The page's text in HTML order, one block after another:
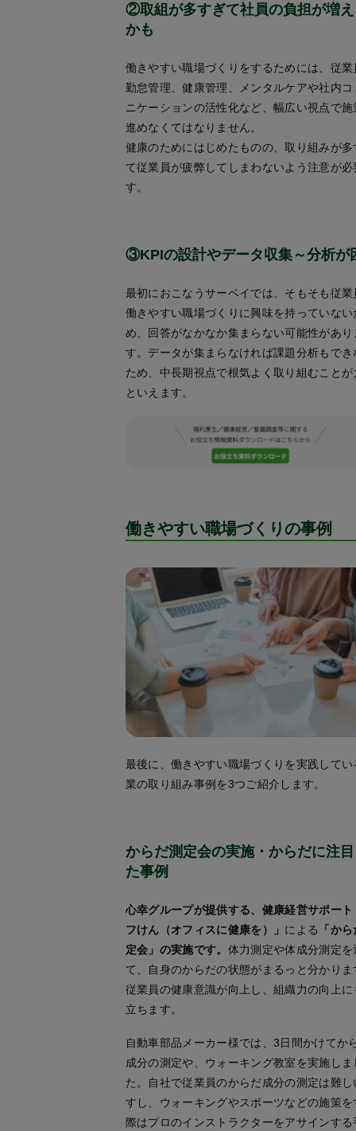
②取組が多すぎて社員の負担が増
かも
働きやすい職場づくりをするためには、従業
勤怠管理、健康管理、メンタルケアや社内コ
ニケーションの活性化など、幅広い視点で施
進めなくてはなりません。
健康のためにはじめたものの、取り組みが多
て従業員が疲弊してしまわないよう注意が必
す。
③KPIの設計やデータ収集～分析が
最初におこなうサーベイでは、そもそも従業
働きやすい職場づくりに興味を持っていない
め、回答がなかなか集まらない可能性があり
す。データが集まらなければ課題分析もでき
ため、中長期視点で根気よく取り組むことが
といえます。
働きやすい職場づくりの事例
最後に、働きやすい職場づくりを実践してい
業の取り組み事例を3つご紹介します。
からだ測定会の実施・からだに注
た事例
心幸グループが提供する、健康経営サポート
フけん（オフィスに健康を）」 による
「か
定会」の実施です。 体力測定や体成分測定を
て、自身のからだの状態がまるっと分かりま
従業員の健康意識が向上し、組織力の向上に
立ちます。
自動車部品メーカー様では、3日間かけてか
成分の測定や、ウォーキング教室を実施しま
た。自社で従業員のからだ成分の測定は難し
すし、ウォーキングやスポーツなどの施策を
際はプロのインストラクターをアサインする